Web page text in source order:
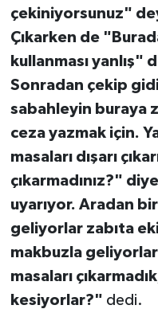
çekiniyorsunuz"
Çıkarken de
kullanması yanlış"
Sonradan çekip
sabahleyin buraya
ceza yazmak için.
masaları dışarı
çıkarmadınız?"
uyarıyor. Aradan
geliyorlar zabıta
makbuzla geliyorlar
masaları
kesiyorlar?" dedi.